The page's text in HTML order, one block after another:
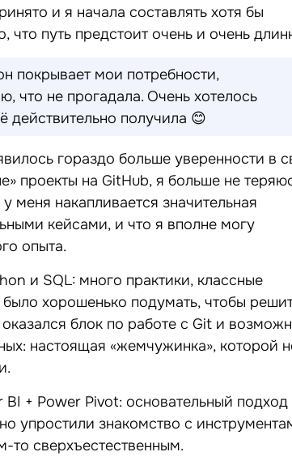
и я начала составлять хотя бы
путь предстоит очень и очень
покрывает мои потребности,
что не прогадала. Очень хотелось
действительно получила 😊
гораздо больше уверенности в
проекты на GitHub, я больше не
меня накапливается значительная
кейсами, и что я вполне могу
опыта.
и SQL: много практики, классные
хорошенько подумать, чтобы
блок по работе с Git и
настоящая «жемчужинка», которой
+ Power Pivot: основательный подход
упростили знакомство с
то сверхъестественным.